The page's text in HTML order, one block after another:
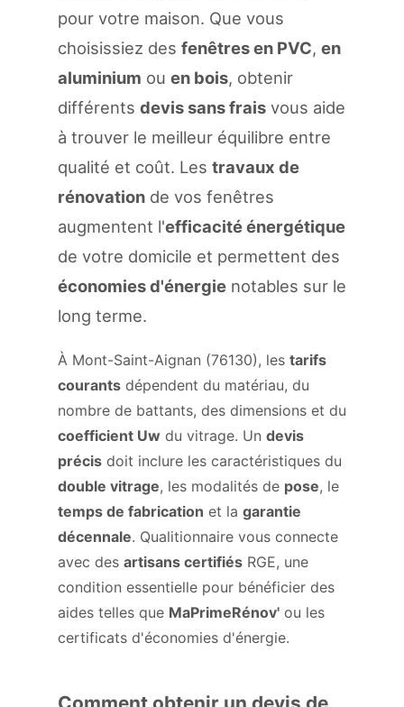
pour votre maison. Que vous
choisissiez des fenêtres en PVC, en
aluminium ou en bois, obtenir
différents devis sans frais vous aide
à trouver le meilleur équilibre entre
qualité et coût. Les travaux de
rénovation de vos fenêtres
augmentent l'efficacité énergétique
de votre domicile et permettent des
économies d'énergie notables sur le
long terme.
À Mont-Saint-Aignan (76130), les tarifs
courants dépendent du matériau, du
nombre de battants, des dimensions et du
coefficient Uw du vitrage. Un devis
précis doit inclure les caractéristiques du
double vitrage, les modalités de pose, le
temps de fabrication et la garantie
décennale. Qualitionnaire vous connecte
avec des artisans certifiés RGE, une
condition essentielle pour bénéficier des
aides telles que MaPrimeRénov' ou les
certificats d'économies d'énergie.